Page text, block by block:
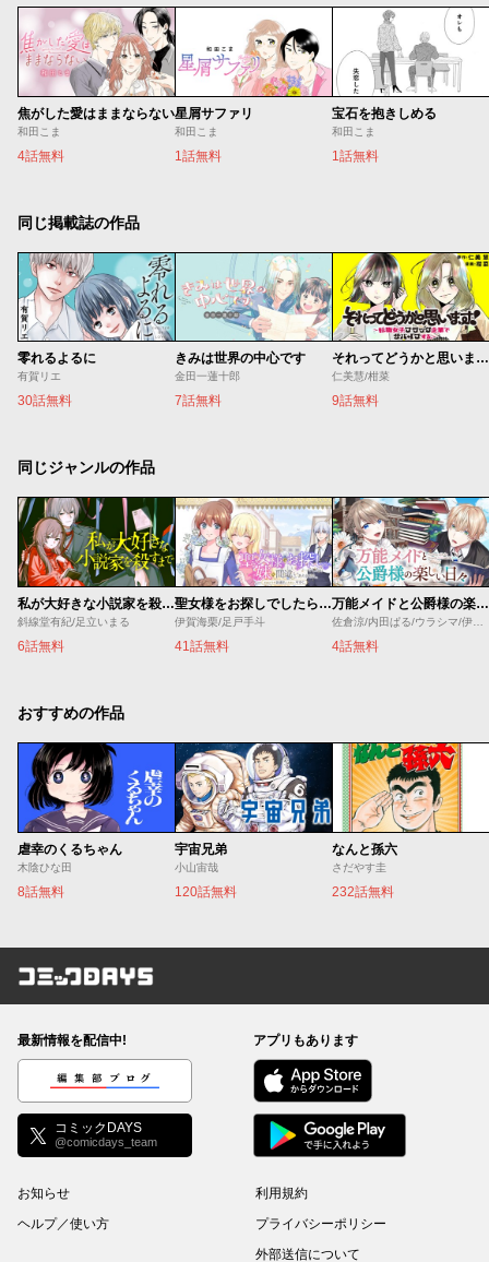
焦がした愛はままならない
和田こま
4話無料
星屑サファリ
和田こま
1話無料
宝石を抱きしめる
和田こま
1話無料
同じ掲載誌の作品
零れるよるに
有賀リエ
30話無料
きみは世界の中心です
金田一蓮十郎
7話無料
それってどうかと思います！～転職女子、ブラック企業でサバイブする。～
仁美慧/柑菜
9話無料
同じジャンルの作品
私が大好きな小説家を殺すまで
斜線堂有紀/足立いまる
6話無料
聖女様をお探しでしたら妹で間違いありません。さあどうぞお連れください、今すぐ。
伊賀海栗/足戸手斗
41話無料
万能メイドと公爵様の楽しい日々
佐倉涼/内田ぱる/ウラシマ/伊藤テリヤキ
4話無料
おすすめの作品
虐幸のくるちゃん
木陰ひな田
8話無料
宇宙兄弟
小山宙哉
120話無料
なんと孫六
さだやす圭
232話無料
コミックDAYS
最新情報を配信中!
編集部ブログ
コミックDAYS
@comicdays_team
アプリもあります
お知らせ
ヘルプ／使い方
利用規約
プライバシーポリシー
外部送信について